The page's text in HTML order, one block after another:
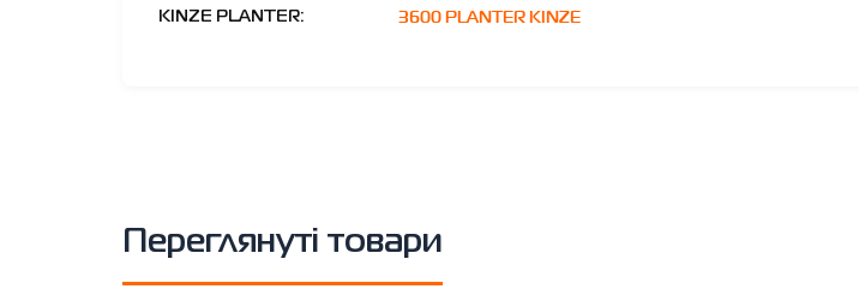
KINZE PLANTER: 3600 PLANTER KINZE
Переглянуті товари